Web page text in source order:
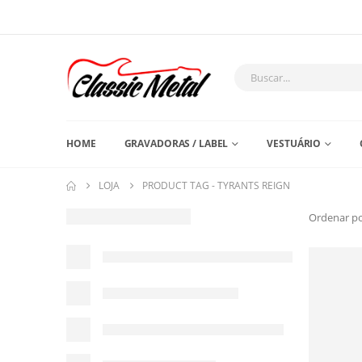
HOME GRAVADORAS / LABEL VESTUÁRIO
LOJA PRODUCT TAG -TYRANTS REIGN
Ordenar